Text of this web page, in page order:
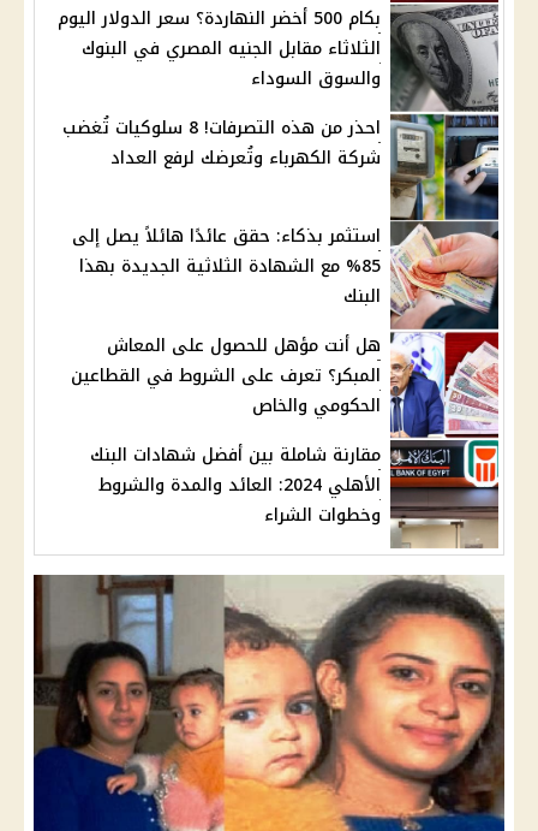
بكام 500 أخضر النهاردة؟ سعر الدولار اليوم
الثلاثاء مقابل الجنيه المصري في البنوك
والسوق السوداء
احذر من هذه التصرفات! 8 سلوكيات تُغضب
شركة الكهرباء وتُعرضك لرفع العداد
استثمر بذكاء: حقق عائدًا هائلاً يصل إلى
85% مع الشهادة الثلاثية الجديدة بهذا
البنك
هل أنت مؤهل للحصول على المعاش
المبكر؟ تعرف على الشروط في القطاعين
الحكومي والخاص
مقارنة شاملة بين أفضل شهادات البنك
الأهلي 2024: العائد والمدة والشروط
وخطوات الشراء